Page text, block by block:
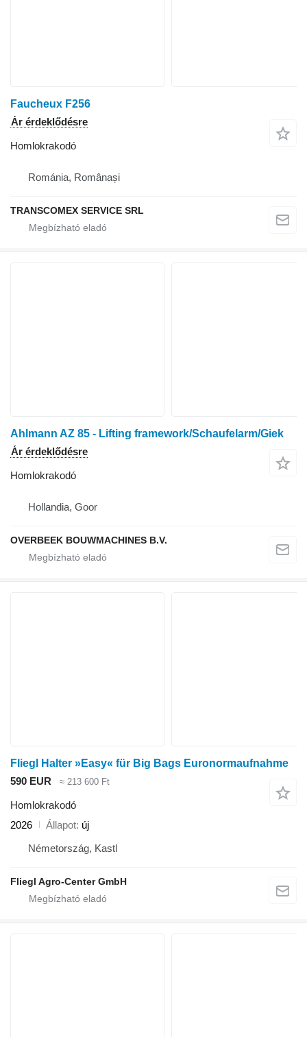
Faucheux F256
Ár érdeklődésre
Homlokrakodó
Románia, Românași
TRANSCOMEX SERVICE SRL
Ahlmann AZ 85 - Lifting framework/Schaufelarm/Giek
Ár érdeklődésre
Homlokrakodó
Hollandia, Goor
OVERBEEK BOUWMACHINES B.V.
Fliegl Halter »Easy« für Big Bags Euronormaufnahme
590 EUR
≈ 213 600 Ft
Homlokrakodó
2026
Állapot új
Németország, Kastl
Fliegl Agro-Center GmbH